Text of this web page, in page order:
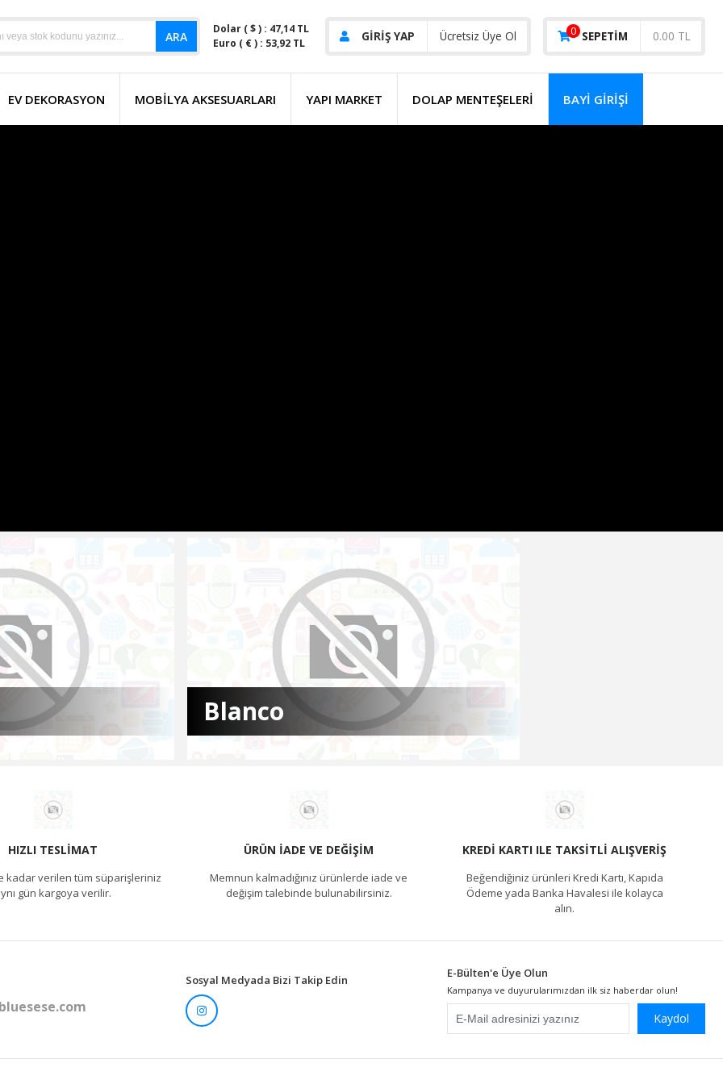
ARA
Dolar ( $ ) : 47,14 TL
Euro ( € ) : 53,92 TL
GIRIŞ YAP Ücretsiz Üye Ol 0 SEPETIM 0.00 TL
EV DEKORASYON MOBILYA AKSESUARLARI YAPI MARKET DOLAP MENTEŞELERİ BAYI GIRIŞI
Blanco
HIZLI TESLIMAT
kadar verilen tüm süparişleriniz
gün kargoya verilir.
ÜRÜN İADE VE DEĞIŞIM
Memnun kalmadığınız ürünlerde iade ve
değişim talebinde bulunabilirsiniz.
KREDI KARTI ILE TAKSITLI ALIŞVERIŞ
Beğendiğiniz ürünleri Kredi Kartı, Kapıda
Ödeme yada Banka Havalesi ile kolayca
alın.
Sosyal Medyada Bizi Takip Edin E-Bülten'e Üye Olun
Kampanya ve duyurularımızdan ilk siz haberdar olun!
Kaydol